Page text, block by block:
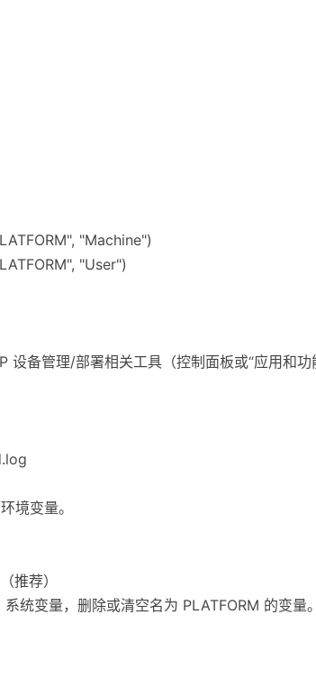
"Machine")
"User")
备管理/部署相关工具（控制面板或“应用和功
境变量。
推荐）
统变量，删除或清空名为 PLATFORM 的变量